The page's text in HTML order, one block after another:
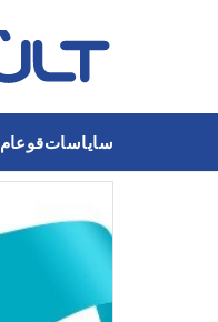
ساياساتقوعام